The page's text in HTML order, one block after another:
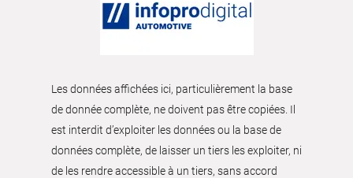
Les données affichées ici, particulièrement la base
de donnée complète, ne doivent pas être copiées. Il
est interdit d’exploiter les données ou la base de
données complète, de laisser un tiers les exploiter, ni
de les rendre accessible à un tiers, sans accord